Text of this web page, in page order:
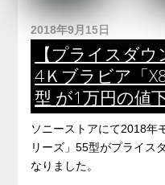
2018年9月15日
【プライスダ
4Ｋブラビア「
型 が1万円の値
ソニーストアにて2018年
リーズ」55型がプライス
なりました。